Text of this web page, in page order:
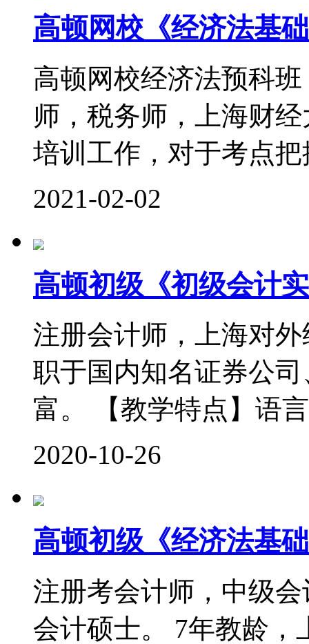
高顿网校《经济法基
高顿网校经济法预科
师，税务师，上海财
培训工作，对于考点
2021-02-02
高顿初级《初级会计
注册会计师，上海对
职于国内知名证券公
富。 【教学特点】语
2020-10-26
高顿初级《经济法基
注册考会计师，中级
会计硕士。 7年教龄